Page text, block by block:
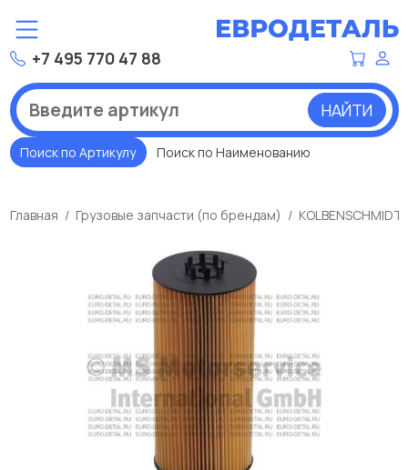
+7 495 770 47 88
НАЙТИ
Поиск по Артикулу Поиск по Наименованию
Главная Грузовые запчасти (по брендам) KOLBENSCHMIDT